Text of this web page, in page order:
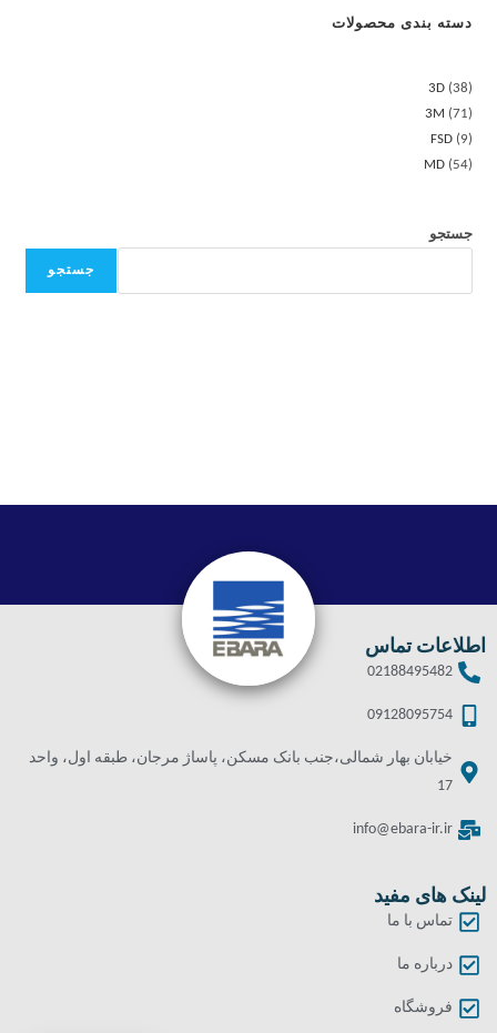
دسته بندی محصولات
3D 38
3M
71
FSD
9
MD
54
جستجو
جستجو
اطلاعات تماس
02188495482
09128095754
خیابان بهار شمالی،جنب بانک مسکن، پاساژ مرجان، طبقه اول، واحد
17
info@ebara-ir.ir
لینک های مفید
تماس با ما
درباره ما
فروشگاه